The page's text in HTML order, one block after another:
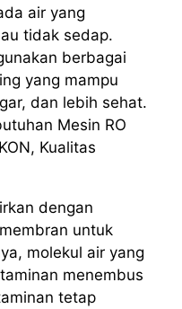
air yang
tidak sedap.
berbagai
yang mampu
dan lebih sehat.
Mesin RO
Kualitas
dengan
untuk
molekul air yang
menembus
tetap